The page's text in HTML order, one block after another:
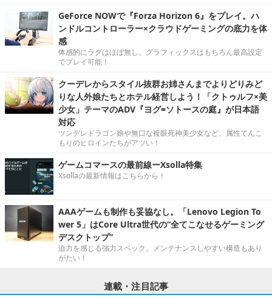
GeForce NOWで『Forza Horizon 6』をプレイ。ハ
ンドルコントローラー×クラウドゲーミングの底力を体
感
体感的にラグはほぼ無し。グラフィックスはもちろん最高設定
でプレイ可能！
クーデレからスタイル抜群お姉さんまでよりどりみど
りな人外娘たちとホテル経営しよう！「クトゥルフ×美
少女」テーマのADV『ヨグ=ソトースの庭』が日本語
対応
ツンデレドラゴン娘や無口な複眼死神美少女など、属性てんこ
もりのヒロインたちがアツい！
ゲームコマースの最前線ーXsolla特集
Xsollaの最新情報はこちらから！
AAAゲームも制作も妥協なし。「Lenovo Legion To
wer 5」はCore Ultra世代の“全てこなせるゲーミング
デスクトップ”
迫力を感じる強力スペック。メンテナンスしやすい構造もあり
がたい！
連載・注目記事